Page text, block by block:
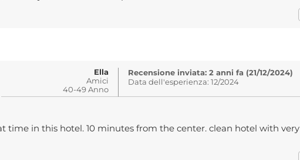
Ella
Amici
40-49 Anno
Recensione inviata: 2 anni fa (21/12/2024)
Data dell'esperienza: 12/2024
time in this hotel. 10 minutes from the center. clean hotel with very